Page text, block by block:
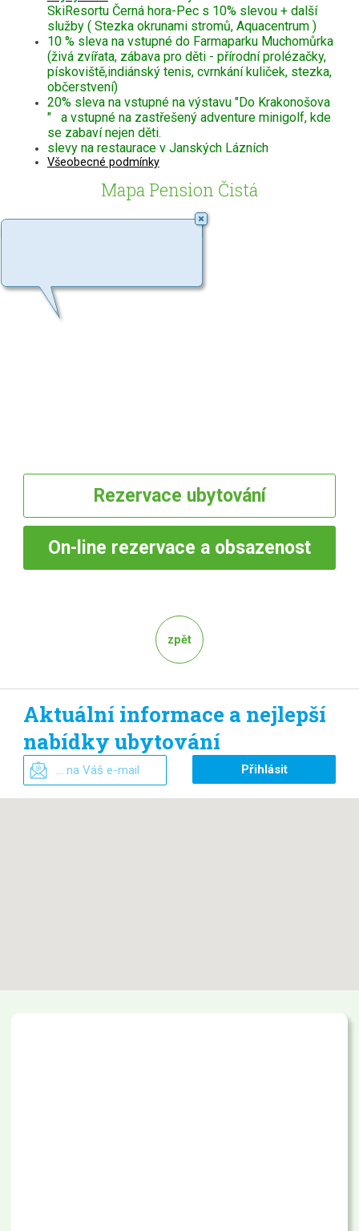
SkiResortu Černá hora-Pec s 10% slevou + další
služby ( Stezka okrunami stromů, Aquacentrum )
10 % sleva na vstupné do Farmaparku Muchomůrka
(živá zvířata, zábava pro děti - přírodní prolézačky,
pískoviště,indiánský tenis, cvrnkání kuliček, stezka,
občerstvení)
20% sleva na vstupné na výstavu "Do Krakonošova
" a vstupné na zastřešený adventure minigolf, kde
se zabaví nejen děti.
slevy na restaurace v Janských Lázních
Všeobecné podmínky
Mapa Pension Čistá
Rezervace ubytování
On-line rezervace a obsazenost
zpět
Aktuální informace a nejlepší
nabídky ubytování